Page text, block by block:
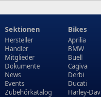
Sektionen
Hersteller
Händler
Mitglieder
Dokumente
News
Events
Zubehörkatalog
Bikes
Aprilia
BMW
Buell
Cagiva
Derbi
Ducati
Harley-